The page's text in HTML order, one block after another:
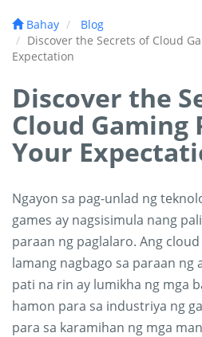
Bahay
Blog
Discover the Secrets of Cloud
Expectation
Discover the
Cloud Gaming
Your
Ngayon sa pag-unlad ng
games ay nagsisimula nang
paraan ng paglalaro. Ang
lamang nagbago sa paraan ng
pati na rin ay lumikha ng mga
hamon para sa industriya ng
para sa karamihan ng mga